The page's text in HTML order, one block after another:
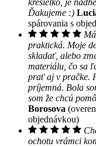
kresielko, je
Ďakujeme :)
spárovania s
praktická. Moje
skladať, alebo
materiálu, čo sa
prať aj v pračke.
príjemná. Bola
som že chcú
Borosova
objednávkou)
ochotu vrámci